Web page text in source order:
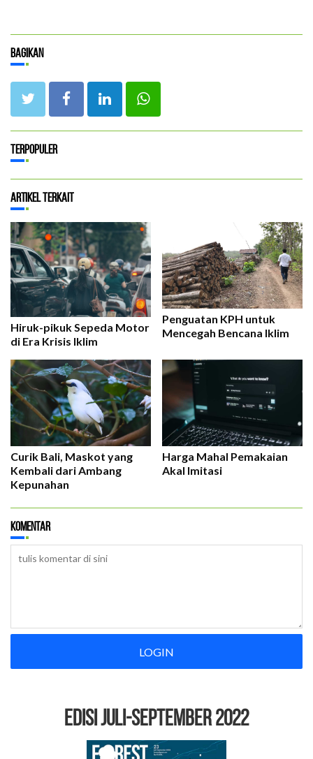
Bagikan
Terpopuler
Artikel Terkait
Hiruk-pikuk Sepeda Motor
di Era Krisis Iklim
Penguatan KPH untuk
Mencegah Bencana Iklim
Curik Bali, Maskot yang
Kembali dari Ambang
Kepunahan
Harga Mahal Pemakaian
Akal Imitasi
Komentar
LOGIN
EDISI Juli-September 2022